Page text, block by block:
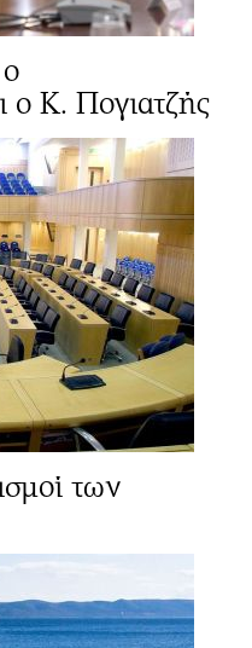
ο Κ. Πογιατζής
των